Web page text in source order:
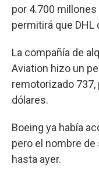
por 4.700
permitirá que DHL
La compañía de
Aviation hizo un
remotorizado 737,
dólares.
Boeing ya había
pero el nombre
hasta ayer.